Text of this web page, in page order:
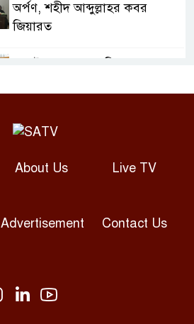
অর্পণ, শহীদ আব্দুল্লাহর কবর
জিয়ারত
গ্যাস সংকটে বিপর্যস্ত প্লাস্টিক ও
দিয়ে ভারত দ্বিমুখী নীতি দেখাচ্ছে:
শেরপুরে নদীর পানি বৃদ্ধি
About Us Live TV
Advertisement Contact Us